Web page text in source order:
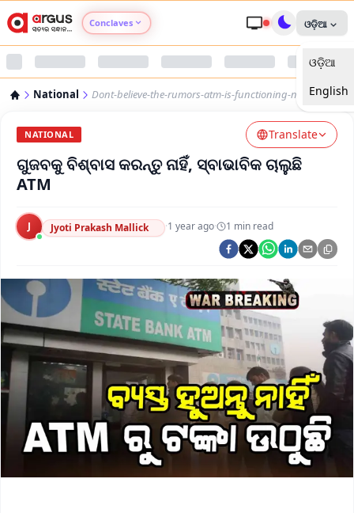
Conclaves
Argus Swaad Odisha
ଓଡ଼ିଆ
ଓଡ଼ିଆ
English
National Dont-believe-the-rumors-atm-is-functioning-normally
NATIONAL Translate
ଗୁଜବକୁ ବିଶ୍ବାସ କରନ୍ତୁ ନାହିଁ, ସ୍ବାଭାବିକ ଚାଲୁଛି
ATM
J Jyoti Prakash Mallick ·1 year ago· 1 min read